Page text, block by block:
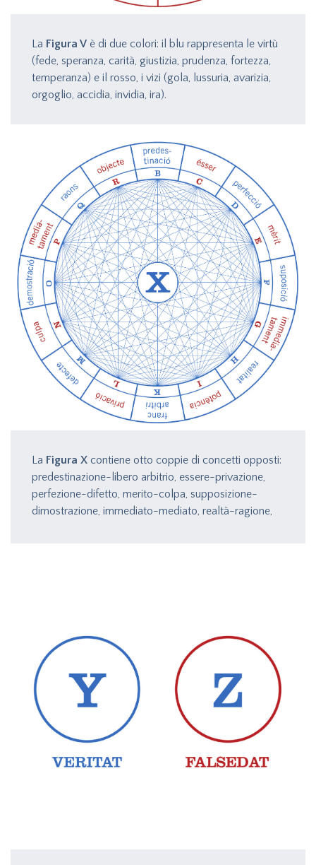
La Figura V è di due colori: il blu rappresenta le virtù
(fede, speranza, carità, giustizia, prudenza, fortezza,
temperanza) e il rosso, i vizi (gola, lussuria, avarizia,
orgoglio, accidia, invidia, ira).
La Figura X contiene otto coppie di concetti opposti:
predestinazione-libero arbitrio, essere-privazione,
perfezione-difetto, merito-colpa, supposizione-
dimostrazione, immediato-mediato, realtà-ragione,